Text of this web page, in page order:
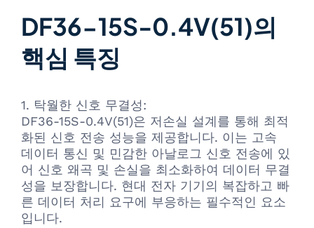
DF36-15S-0.4V(51)의
핵심 특징
1. 탁월한 신호 무결성:
DF36-15S-0.4V(51)은 저손실 설계를 통해 최적
화된 신호 전송 성능을 제공합니다. 이는 고속
데이터 통신 및 민감한 아날로그 신호 전송에 있
어 신호 왜곡 및 손실을 최소화하여 데이터 무결
성을 보장합니다. 현대 전자 기기의 복잡하고 빠
른 데이터 처리 요구에 부응하는 필수적인 요소
입니다.